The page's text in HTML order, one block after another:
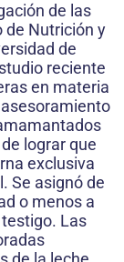
de las
de Nutrición y
de
reciente
en materia
lograr que
exclusiva
Se asignó de
o menos a
Las